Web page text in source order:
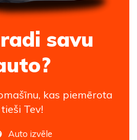
savu
kas piemērota
tieši Tev!
Auto izvēle